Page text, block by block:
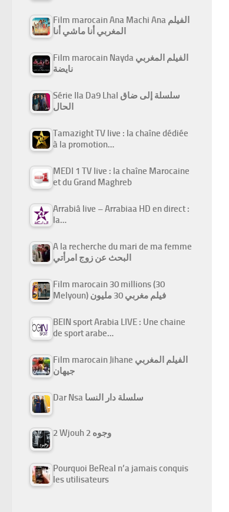
Film marocain Ana Machi Ana الفيلم
المغربي أنا ماشي أنا
Film marocain Nayda الفيلم المغربي
نايضة
Série Ila Da9 Lhal سلسلة إلى ضاق
الحال
Tamazight TV live : la chaîne dédiée
à la promotion…
MEDI 1 TV live : la chaîne Marocaine
et du Grand Maghreb
Arrabiâ live – Arrabiaa HD en direct :
la…
A la recherche du mari de ma femme
البحث عن زوج امرأتي
Film marocain 30 millions (30
Melyoun) فيلم مغربي 30 مليون
BEIN sport Arabia LIVE : Une chaine
de sport arabe…
Film marocain Jihane الفيلم المغربي
جيهان
Dar Nsa سلسلة دار النسا
2 Wjouh 2 وجوه
Pourquoi BeReal n’a jamais conquis
les utilisateurs